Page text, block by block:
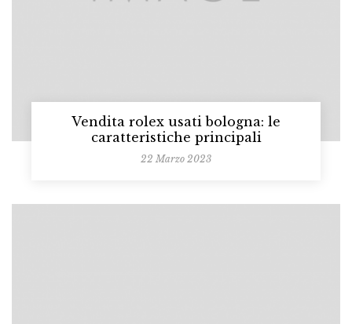
Vendita rolex usati bologna: le
caratteristiche principali
22 Marzo 2023